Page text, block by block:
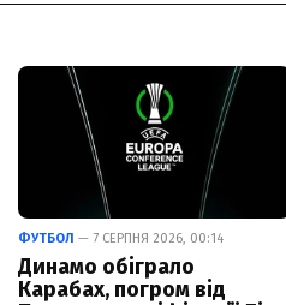
ФУТБОЛ — 7 СЕРПНЯ 2026, 00:14
Динамо обіграло
Карабах, погром від